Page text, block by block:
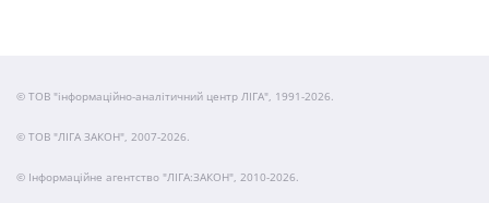
© ТОВ "інформаційно-аналітичний центр ЛІГА", 1991-2026.
© ТОВ "ЛІГА ЗАКОН", 2007-2026.
© Інформаційне агентство "ЛІГА:ЗАКОН", 2010-2026.